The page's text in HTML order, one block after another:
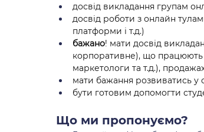
досвід викладання групам
досвід роботи з онлайн
платформи і т.д.)
бажано! мати досвід
корпоративне), що працюють
маркетологи та т.д.),
мати бажання розвиватись у
бути готовим допомогти
Що ми пропонуємо?